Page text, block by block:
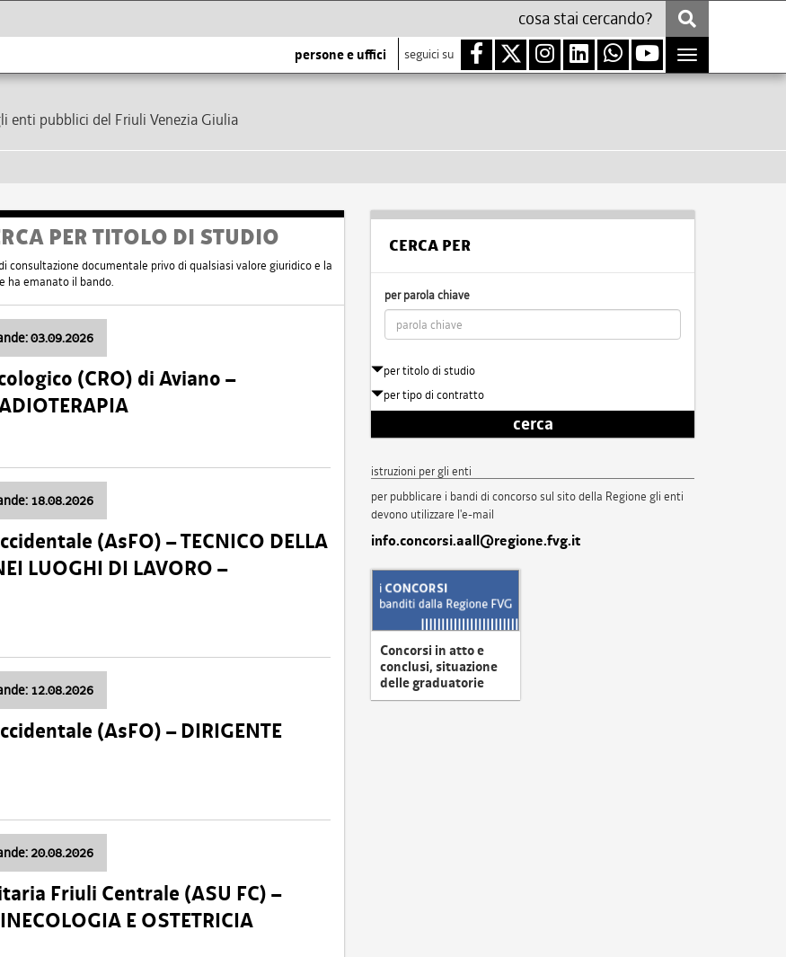
persone e uffici seguici su
Toggle
navigation
enti pubblici del Friuli Venezia Giulia
PER TITOLO DI STUDIO
documentale privo di qualsiasi valore giuridico e la
ha emanato il bando.
03.09.2026
(CRO) di Aviano –
18.08.2026
(AsFO) – TECNICO DELLA
LUOGHI DI LAVORO –
12.08.2026
(AsFO) – DIRIGENTE
20.08.2026
Friuli Centrale (ASU FC) –
E OSTETRICIA
CERCA PER
per parola chiave
per titolo di studio
per tipo di contratto
cerca
istruzioni per gli enti
per pubblicare i bandi di concorso sul sito della Regione gli enti
devono utilizzare l'e-mail
info.concorsi.aall@regione.fvg.it
Concorsi in atto e
conclusi, situazione
delle graduatorie